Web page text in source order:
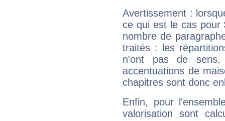
Avertissement :
ce qui est le cas pour
nombre de
traités : les
n'ont pas de sens,
accentuations de
chapitres sont donc
Enfin, pour
valorisation sont